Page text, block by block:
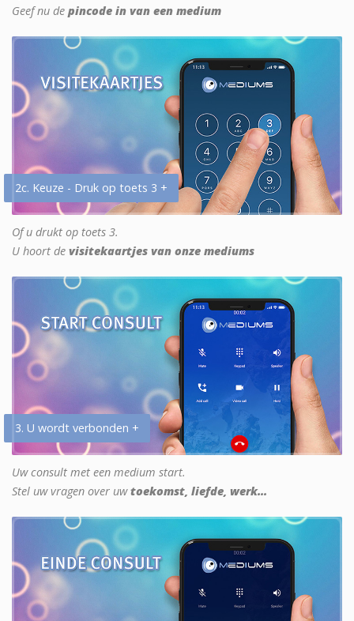
Geef nu de pincode in van een medium
2c. Keuze - Druk op toets 3 +
Of u drukt op toets 3.
U hoort de visitekaartjes van onze mediums
3. U wordt verbonden +
Uw consult met een medium start.
Stel uw vragen over uwtoekomst, liefde, werk...